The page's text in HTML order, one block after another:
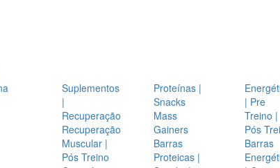
Suplementos
|
Recuperação
Recuperação
Muscular |
Pós Treino
Proteínas |
Snacks
Mass
Gainers
Barras
Proteicas |
| Pre
Treino |
Pós
Barras